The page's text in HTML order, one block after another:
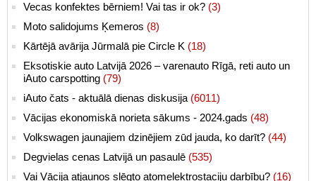
Vecas konfektes bērniem! Vai tas ir ok? (3)
Moto salidojums Ķemeros (8)
Kārtējā avārija Jūrmalā pie Circle K (18)
Eksotiskie auto Latvijā 2026 – varenauto Rīgā, reti auto un
iAuto carspotting (79)
iAuto čats - aktuālā dienas diskusija (6011)
Vācijas ekonomiskā norieta sākums - 2024.gads (48)
Volkswagen jaunajiem dzinējiem zūd jauda, ko darīt? (44)
Degvielas cenas Latvijā un pasaulē (535)
Vai Vācija atjaunos slēgto atomelektrostaciju darbību? (16)